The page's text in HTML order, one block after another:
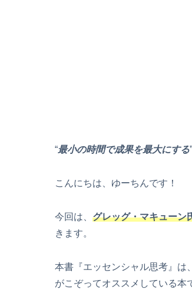
“最小の時間で成果を最大にする”
こんにちは、ゆーちんです！
今回は、 グレッグ・マキューン
きます。
本書『エッセンシャル思考』は
がこぞってオススメしている本